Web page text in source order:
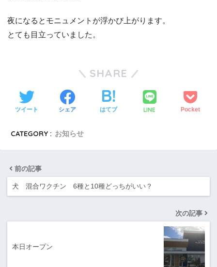
夜になるとモニュメントが浮かび上がります。
とても目立っていました。
SHARE
ツイート シェア はてブ LINE Pocket
CATEGORY : お知らせ
前の記事
犬 混合ワクチン 6種と10種どっちがいい？
次の記事
本日オープン